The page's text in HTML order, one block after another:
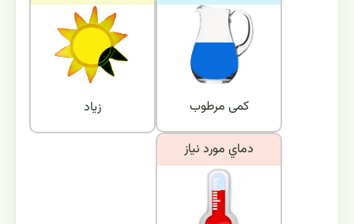
زیاد کمی مرطوب
دماي مورد نياز